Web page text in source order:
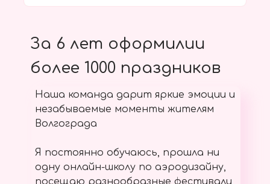
За 6 лет оформилии
более 1000 праздников
Наша команда дарит яркие эмоции и
незабываемые моменты жителям
Волгограда
Я постоянно обучаюсь, прошла ни
одну онлайн-школу по аэродизайну,
посещаю разнообразные фестивали